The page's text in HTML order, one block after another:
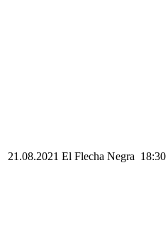
21.08.2021 El Flecha Negra 18:30